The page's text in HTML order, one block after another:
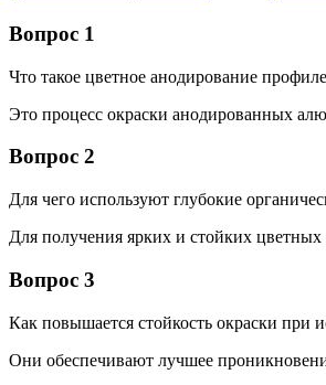
Вопрос 1
Что такое цветное анодирование
Это процесс окраски анодированных
Вопрос 2
Для чего используют глубокие
Для получения ярких и стойких
Вопрос 3
Как повышается стойкость окраски при
Они обеспечивают лучшее